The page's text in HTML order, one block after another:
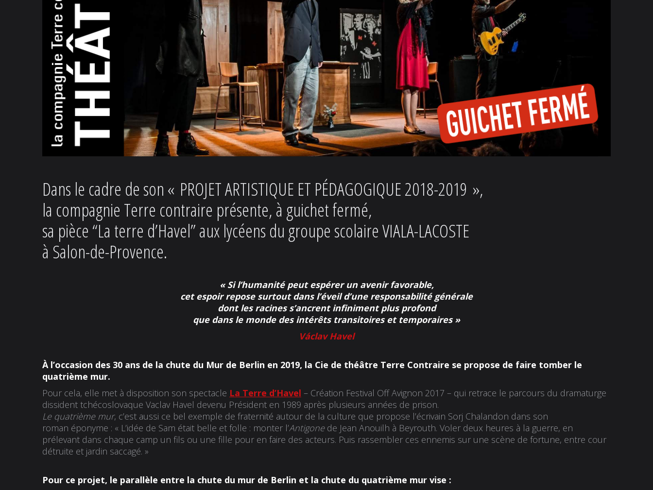
Dans le cadre de son « PROJET ARTISTIQUE ET PÉDAGOGIQUE 2018-2019 »,
la compagnie Terre contraire présente, à guichet fermé,
sa pièce “La terre d’Havel” aux lycéens du groupe scolaire VIALA-LACOSTE
à Salon-de-Provence.
« Si l’humanité peut espérer un avenir favorable,
cet espoir repose surtout dans l’éveil d’une responsabilité générale
dont les racines s’ancrent infiniment plus profond
que dans le monde des intérêts transitoires et temporaires »
VáclavHavel
À l’occasion des 30 ans de la chute du Mur de Berlin en 2019, la Cie de théâtre Terre Contraire se propose de faire tomber le
quatrième mur.
Pour cela, elle met à disposition son spectacle La Terre d’Havel – Création Festival Off Avignon 2017 – qui retrace le parcours du dramaturge
dissident tchécoslovaque Vaclav Havel devenu Président en 1989 après plusieurs années de prison.
Le quatrième mur, c’est aussi ce bel exemple de fraternité autour de la culture que propose l’écrivain Sorj Chalandon dans son
roman éponyme : « L’idée de Sam était belle et folle : monter l’Antigonede Jean Anouilh à Beyrouth. Voler deux heures à la guerre, en
prélevant dans chaque camp un fils ou une fille pour en faire des acteurs. Puis rassembler ces ennemis sur une scène de fortune, entre cour
détruite et jardin saccagé. »
Pour ce projet, le parallèle entre la chute du mur de Berlin et la chute du quatrième mur vise :